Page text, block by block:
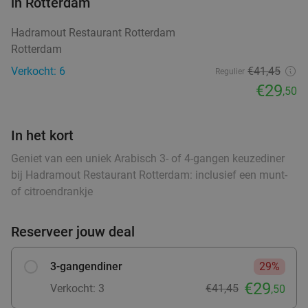
food
food
3-gangendiner à la carte bij VersNul10
Vandaag
VersNul10
9.0 star
2 min.directions_car
Kralingen
Vandaag Morgen Zo Ma Di Wo
Do
Curry's Kralingen
9.6
Rotterdam 2 min.
Hadramout Restaurant Rotterdam
Rotterdam
Verkocht: 6
Regulier €41,45
€29,50
In het kort
Geniet van een uniek Arabisch 3- of 4-gangen keuzediner
bij Hadramout Restaurant Rotterdam: inclusief een munt-
of citroendrankje
Reserveer jouw deal
3-gangendiner
29%
Verkocht: 3
€41,45 €29,50